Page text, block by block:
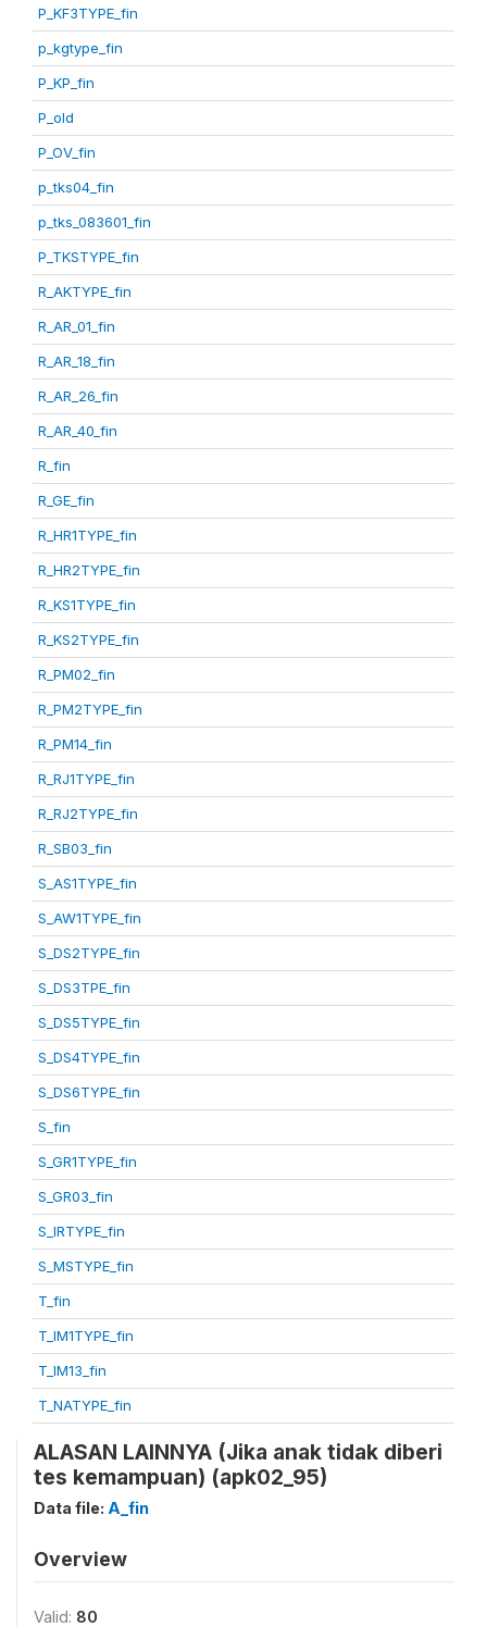
P_KF3TYPE_fin
p_kgtype_fin
P_KP_fin
P_old
P_OV_fin
p_tks04_fin
p_tks_083601_fin
P_TKSTYPE_fin
R_AKTYPE_fin
R_AR_01_fin
R_AR_18_fin
R_AR_26_fin
R_AR_40_fin
R_fin
R_GE_fin
R_HR1TYPE_fin
R_HR2TYPE_fin
R_KS1TYPE_fin
R_KS2TYPE_fin
R_PM02_fin
R_PM2TYPE_fin
R_PM14_fin
R_RJ1TYPE_fin
R_RJ2TYPE_fin
R_SB03_fin
S_AS1TYPE_fin
S_AW1TYPE_fin
S_DS2TYPE_fin
S_DS3TPE_fin
S_DS5TYPE_fin
S_DS4TYPE_fin
S_DS6TYPE_fin
S_fin
S_GR1TYPE_fin
S_GR03_fin
S_IRTYPE_fin
S_MSTYPE_fin
T_fin
T_IM1TYPE_fin
T_IM13_fin
T_NATYPE_fin
ALASAN LAINNYA (Jika anak tidak diberi
tes kemampuan) (apk02_95)
Data file: A_fin
Overview
Valid: 80